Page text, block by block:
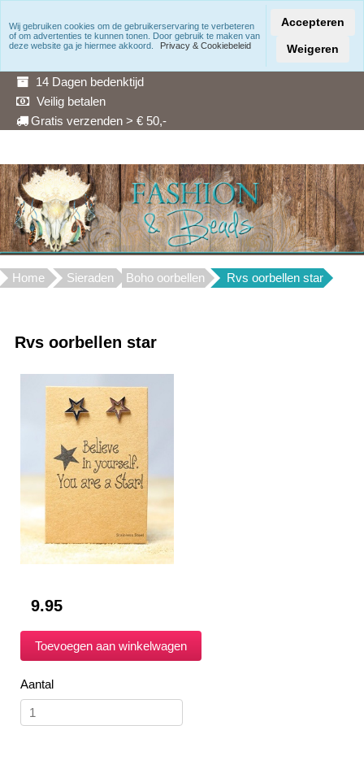
Snelle levering
14 Dagen bedenktijd
Veilig betalen
Gratis verzenden > € 50,-
Home Sieraden Boho oorbellen Rvs oorbellen star
Rvs oorbellen star
9.95
Aantal
Wij gebruiken cookies om de gebruikerservaring te verbeteren
of om advertenties te kunnen tonen. Door gebruik te maken van
deze website ga je hiermee akkoord.
Privacy & Cookiebeleid
Accepteren
Weigeren